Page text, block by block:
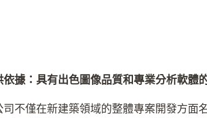
據：具有出色圖像品質和專業分析軟體
司不僅在新建築領域的整體專案開發方面